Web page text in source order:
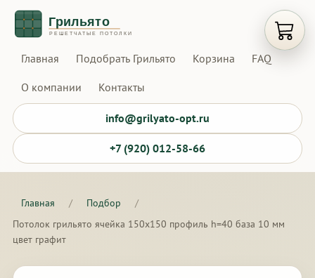
Главная Подобрать Грильято Корзина FAQ
О компании Контакты
info@grilyato-opt.ru
+7 (920) 012-58-66
Главная / Подбор
/
Потолок грильято ячейка 150х150 профиль h=40 база 10 мм
цвет графит